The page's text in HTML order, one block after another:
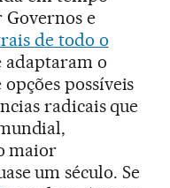
e
de todo o
adaptaram o
possíveis
radicais que
maior
um século. Se